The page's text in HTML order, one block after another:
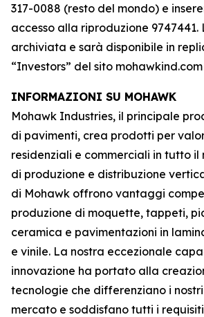
317-0088 (resto del mondo) e
accesso alla riproduzione
archiviata e sarà disponibile in
“Investors” del sito
INFORMAZIONI SU MOHAWK
Mohawk Industries, il principale
di pavimenti, crea prodotti per
residenziali e commerciali in tutto il
di produzione e distribuzione
di Mohawk offrono vantaggi
produzione di moquette, tappeti,
ceramica e pavimentazioni in
e vinile. La nostra eccezionale
innovazione ha portato alla
tecnologie che differenziano i
mercato e soddisfano tutti i